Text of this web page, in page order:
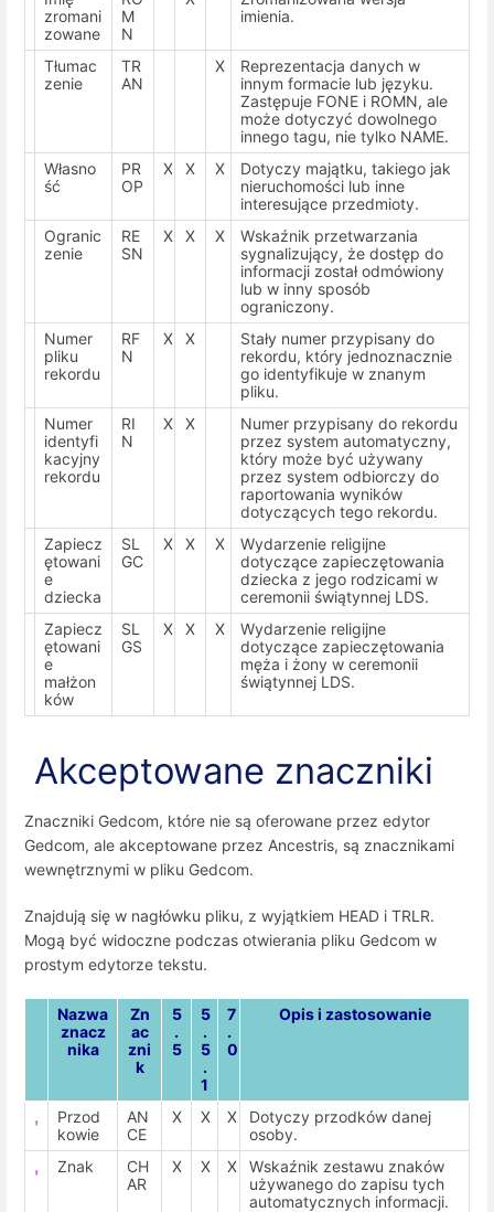
zromani
zowane
M
N
imienia.
Tłumac
zenie
TR
AN
X
Reprezentacja danych w
innym formacie lub języku.
Zastępuje FONE i ROMN, ale
może dotyczyć dowolnego
innego tagu, nie tylko NAME.
Własno
ść
PR
OP
X X X
Dotyczy majątku, takiego jak
nieruchomości lub inne
interesujące przedmioty.
Ogranic
zenie
RE
SN
X X X
Wskaźnik przetwarzania
sygnalizujący, że dostęp do
informacji został odmówiony
lub w inny sposób
ograniczony.
Numer
pliku
rekordu
RF
N
X X
Stały numer przypisany do
rekordu, który jednoznacznie
go identyfikuje w znanym
pliku.
Numer
identyfi
kacyjny
rekordu
RI
N
X X
Numer przypisany do rekordu
przez system automatyczny,
który może być używany
przez system odbiorczy do
raportowania wyników
dotyczących tego rekordu.
Zapiecz
ętowani
e
dziecka
SL
GC
X X X
Wydarzenie religijne
dotyczące zapieczętowania
dziecka z jego rodzicami w
ceremonii świątynnej LDS.
Zapiecz
ętowani
e
małżon
ków
SL
GS
X X X
Wydarzenie religijne
dotyczące zapieczętowania
męża i żony w ceremonii
świątynnej LDS.
Akceptowane znaczniki
Znaczniki Gedcom, które nie są oferowane przez edytor
Gedcom, ale akceptowane przez Ancestris, są znacznikami
wewnętrznymi w pliku Gedcom.
Znajdują się w nagłówku pliku, z wyjątkiem HEAD i TRLR.
Mogą być widoczne podczas otwierania pliku Gedcom w
prostym edytorze tekstu.
Nazwa
znacz
nika
Zn
ac
zni
k
5
.
5
5
.
5
.
1
7
.
0
Opis i zastosowanie
Przod
kowie
AN
CE
X X X
Dotyczy przodków danej
osoby.
Znak
CH
AR
X X X
Wskaźnik zestawu znaków
używanego do zapisu tych
automatycznych informacji.